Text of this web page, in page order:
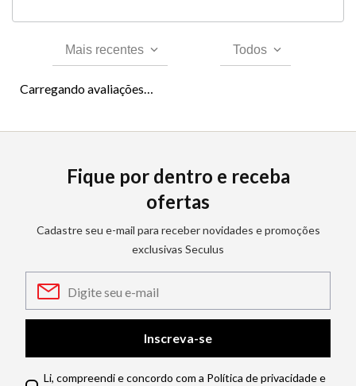
Mais recentes Todos
Carregando avaliações…
Fique por dentro e receba
ofertas
Cadastre seu e-mail para receber novidades e promoções
exclusivas Seculus
Inscreva-se
Li, compreendi e concordo com a Política de privacidade e